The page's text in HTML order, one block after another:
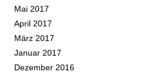
Mai 2017
April 2017
März 2017
Januar 2017
Dezember 2016